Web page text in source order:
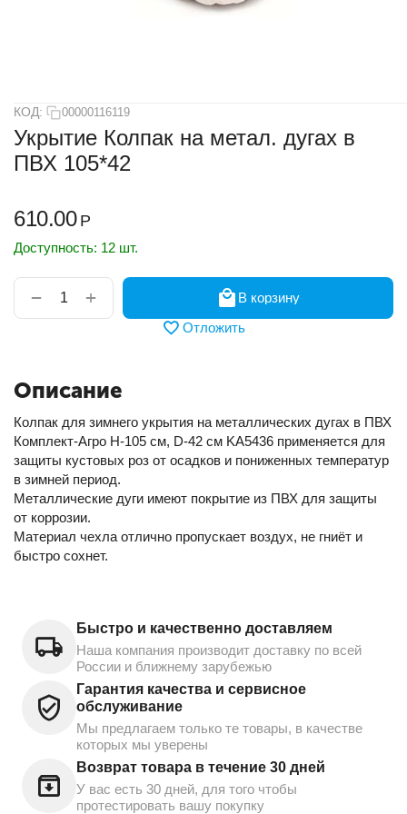
КОД: 00000116119
Укрытие Колпак на метал. дугах в
ПВХ 105*42
610.00 Р
Доступность: 12 шт.
+
−
В корзину
Отложить
Описание
Колпак для зимнего укрытия на металлических дугах в ПВХ
Комплект-Агро H-105 см, D-42 см KA5436 применяется для
защиты кустовых роз от осадков и пониженных температур
в зимней период.
Металлические дуги имеют покрытие из ПВХ для защиты
от коррозии.
Материал чехла отлично пропускает воздух, не гниёт и
быстро сохнет.
Быстро и качественно доставляем
Наша компания производит доставку по всей
России и ближнему зарубежью
Гарантия качества и сервисное
обслуживание
Мы предлагаем только те товары, в качестве
которых мы уверены
Возврат товара в течение 30 дней
У вас есть 30 дней, для того чтобы
протестировать вашу покупку